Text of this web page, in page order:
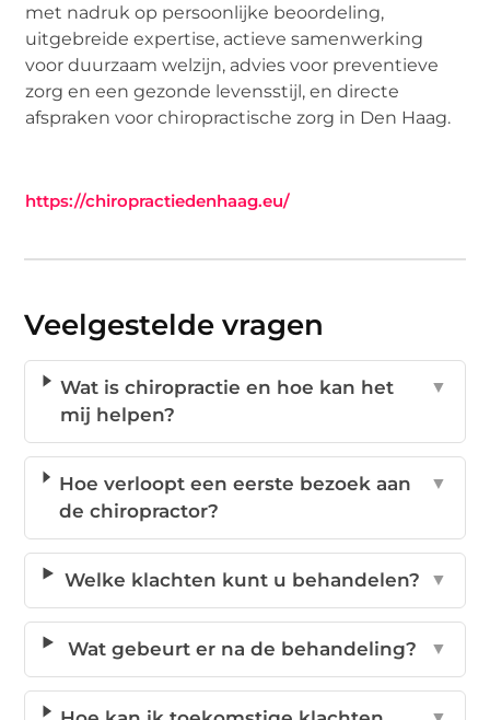
met nadruk op persoonlijke beoordeling,
uitgebreide expertise, actieve samenwerking
voor duurzaam welzijn, advies voor preventieve
zorg en een gezonde levensstijl, en directe
afspraken voor chiropractische zorg in Den Haag.
https://chiropractiedenhaag.eu/
Veelgestelde vragen
Wat is chiropractie en hoe kan het
mij helpen?
▼
Hoe verloopt een eerste bezoek aan
de chiropractor?
▼
Welke klachten kunt u behandelen? ▼
Wat gebeurt er na de behandeling? ▼